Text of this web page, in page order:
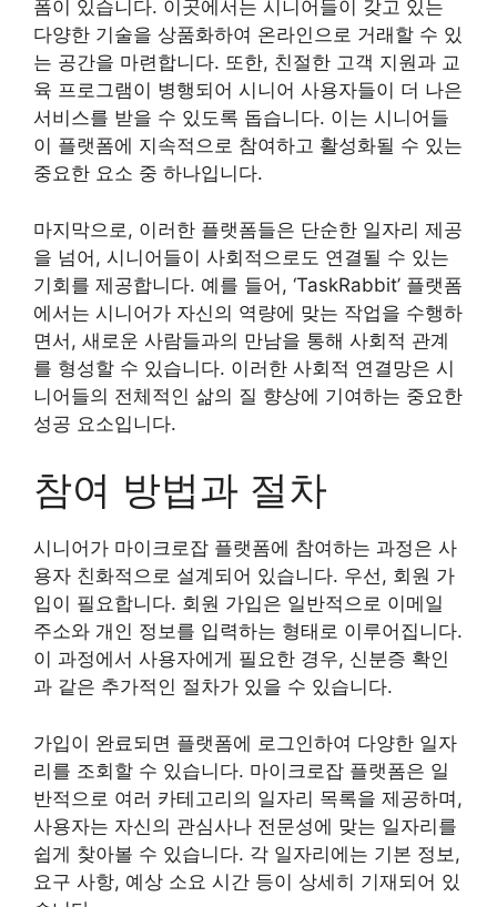
폼이 있습니다. 이곳에서는 시니어들이 갖고 있는
다양한 기술을 상품화하여 온라인으로 거래할 수 있
는 공간을 마련합니다. 또한, 친절한 고객 지원과 교
육 프로그램이 병행되어 시니어 사용자들이 더 나은
서비스를 받을 수 있도록 돕습니다. 이는 시니어들
이 플랫폼에 지속적으로 참여하고 활성화될 수 있는
중요한 요소 중 하나입니다.
마지막으로, 이러한 플랫폼들은 단순한 일자리 제공
을 넘어, 시니어들이 사회적으로도 연결될 수 있는
기회를 제공합니다. 예를 들어, ‘TaskRabbit’ 플랫폼
에서는 시니어가 자신의 역량에 맞는 작업을 수행하
면서, 새로운 사람들과의 만남을 통해 사회적 관계
를 형성할 수 있습니다. 이러한 사회적 연결망은 시
니어들의 전체적인 삶의 질 향상에 기여하는 중요한
성공 요소입니다.
참여 방법과 절차
시니어가 마이크로잡 플랫폼에 참여하는 과정은 사
용자 친화적으로 설계되어 있습니다. 우선, 회원 가
입이 필요합니다. 회원 가입은 일반적으로 이메일
주소와 개인 정보를 입력하는 형태로 이루어집니다.
이 과정에서 사용자에게 필요한 경우, 신분증 확인
과 같은 추가적인 절차가 있을 수 있습니다.
가입이 완료되면 플랫폼에 로그인하여 다양한 일자
리를 조회할 수 있습니다. 마이크로잡 플랫폼은 일
반적으로 여러 카테고리의 일자리 목록을 제공하며,
사용자는 자신의 관심사나 전문성에 맞는 일자리를
쉽게 찾아볼 수 있습니다. 각 일자리에는 기본 정보,
요구 사항, 예상 소요 시간 등이 상세히 기재되어 있